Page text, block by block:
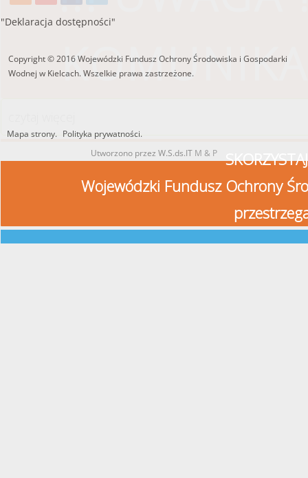
Wojewódzki Fundusz Ochrony
"Deklaracja dostępności"
Copyright © 2016 Wojewódzki Fundusz Ochrony Środowiska i Gospodarki
Wodnej w Kielcach. Wszelkie prawa zastrzeżone.
Mapa strony. Polityka prywatności.
Utworzono przez W.S.ds.IT M & P